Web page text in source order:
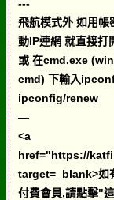
---
飛航模式外 如用
動IP連網 就直接打
或 在cmd.exe
cmd) 下輸入
ipconfig/renew
—
<a
href="https://
target=_blank>如
付費會員,請點擊"